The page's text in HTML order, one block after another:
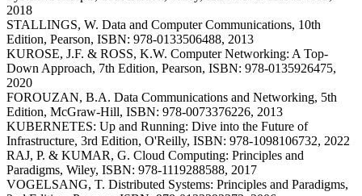
2018
STALLINGS, W. Data and Computer Communications, 10th
Edition, Pearson, ISBN: 978-0133506488, 2013
KUROSE, J.F. & ROSS, K.W. Computer Networking: A Top-
Down Approach, 7th Edition, Pearson, ISBN: 978-0135926475,
2020
FOROUZAN, B.A. Data Communications and Networking, 5th
Edition, McGraw-Hill, ISBN: 978-0073376226, 2013
KUBERNETES: Up and Running: Dive into the Future of
Infrastructure, 3rd Edition, O'Reilly, ISBN: 978-1098106732, 2022
RAJ, P. & KUMAR, G. Cloud Computing: Principles and
Paradigms, Wiley, ISBN: 978-1119288588, 2017
VOGELSANG, T. Distributed Systems: Principles and Paradigms,